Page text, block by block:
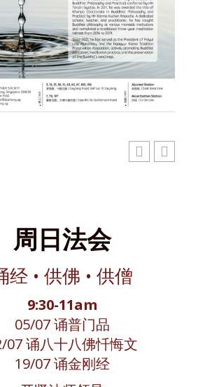
周日法会
经 • 供佛 • 供僧
9:30-11am
05/07 诵普门品
07 诵八十八佛忏悔文
19/07 诵金刚经